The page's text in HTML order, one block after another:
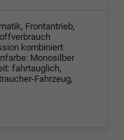
Frontantrieb,
kombiniert
Monosilber
fahrtauglich,
Fahrzeug,